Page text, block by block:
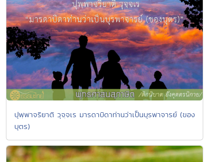
ปุพฺพาจริยาติ วุจฺจเร มารดาบิดาท่านว่าเป็นบุรพาจารย์ (ของ
บุตร)